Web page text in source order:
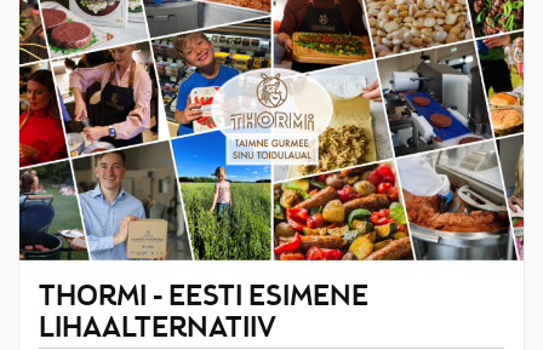
THORMI - EESTI ESIMENE
LIHAALTERNATIIV